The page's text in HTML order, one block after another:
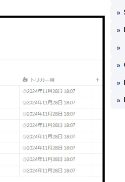
»
»
»
»
»
»